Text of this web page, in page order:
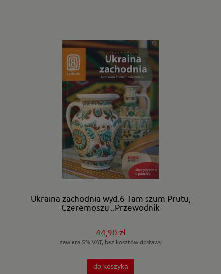
Ukraina zachodnia wyd.6 Tam szum Prutu,
Czeremoszu...Przewodnik
44,90 zł
zawiera 5% VAT, bez kosztów dostawy
do koszyka